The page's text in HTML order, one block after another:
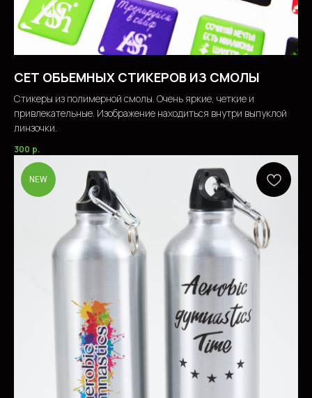
СЕТ ОБЬЕМНЫХ СТИКЕРОВ ИЗ СМОЛЫ
Стикеры из полимерной смолы. Очень яркие, четкие и
привлекательные. Изображение находиться внутри выпуклой
линзочки.
300 р.
NEW